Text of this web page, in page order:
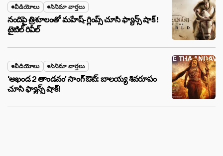
వీడియోలు సినిమా వార్తలు
నందిపై త్రిశూలంతో మహేష్-గ్లింప్స్ చూసి ఫ్యాన్స్ షాక్ !
టైటిల్ రివీల్
వీడియోలు సినిమా వార్తలు
‘అఖండ 2 తాండవం’ సాంగ్ ఔట్: బాలయ్య శివరూపం
చూసి ఫ్యాన్స్ షాక్!